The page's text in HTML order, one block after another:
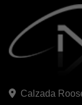
Calzada